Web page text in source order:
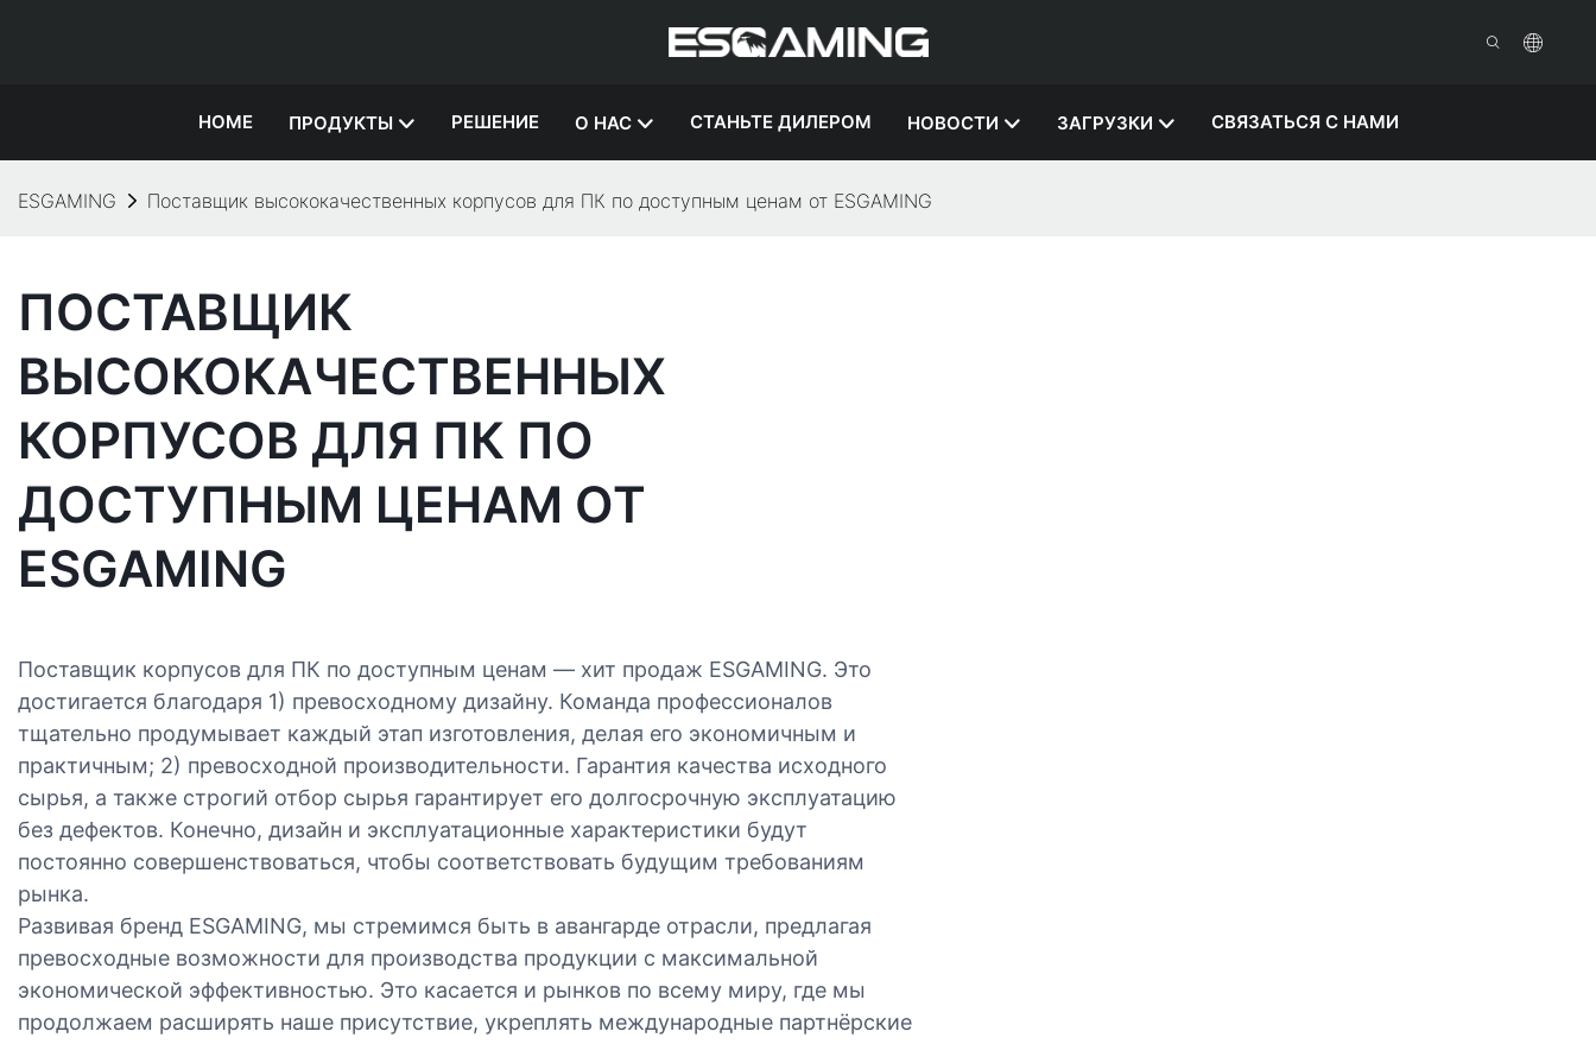
HOME ПРОДУКТЫ РЕШЕНИЕ О НАС СТАНЬТЕ ДИЛЕРОМ НОВОСТИ ЗАГРУЗКИ СВЯЗАТЬСЯ С НАМИ
ESGAMING Поставщик высококачественных корпусов для ПК по доступным ценам от ESGAMING
ПОСТАВЩИК
ВЫСОКОКАЧЕСТВЕННЫХ
КОРПУСОВ ДЛЯ ПК ПО
ДОСТУПНЫМ ЦЕНАМ ОТ
ESGAMING
Поставщик корпусов для ПК по доступным ценам — хит продаж ESGAMING. Это
достигается благодаря 1) превосходному дизайну. Команда профессионалов
тщательно продумывает каждый этап изготовления, делая его экономичным и
практичным; 2) превосходной производительности. Гарантия качества исходного
сырья, а также строгий отбор сырья гарантирует его долгосрочную эксплуатацию
без дефектов. Конечно, дизайн и эксплуатационные характеристики будут
постоянно совершенствоваться, чтобы соответствовать будущим требованиям
рынка.
Развивая бренд ESGAMING, мы стремимся быть в авангарде отрасли, предлагая
превосходные возможности для производства продукции с максимальной
экономической эффективностью. Это касается и рынков по всему миру, где мы
продолжаем расширять наше присутствие, укреплять международные партнёрские